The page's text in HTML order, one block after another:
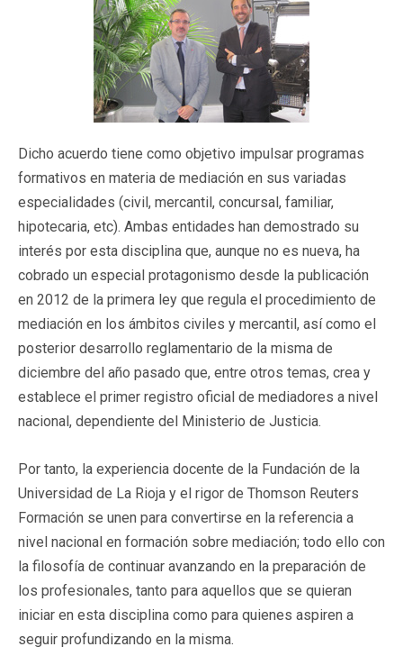
Dicho acuerdo tiene como objetivo impulsar programas
formativos en materia de mediación en sus variadas
especialidades (civil, mercantil, concursal, familiar,
hipotecaria, etc). Ambas entidades han demostrado su
interés por esta disciplina que, aunque no es nueva, ha
cobrado un especial protagonismo desde la publicación
en 2012 de la primera ley que regula el procedimiento de
mediación en los ámbitos civiles y mercantil, así como el
posterior desarrollo reglamentario de la misma de
diciembre del año pasado que, entre otros temas, crea y
establece el primer registro oficial de mediadores a nivel
nacional, dependiente del Ministerio de Justicia.
Por tanto, la experiencia docente de la Fundación de la
Universidad de La Rioja y el rigor de Thomson Reuters
Formación se unen para convertirse en la referencia a
nivel nacional en formación sobre mediación; todo ello con
la filosofía de continuar avanzando en la preparación de
los profesionales, tanto para aquellos que se quieran
iniciar en esta disciplina como para quienes aspiren a
seguir profundizando en la misma.